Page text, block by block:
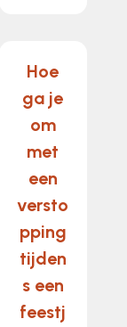
Hoe
ga je
om
met
een
versto
pping
tijden
s een
feestj